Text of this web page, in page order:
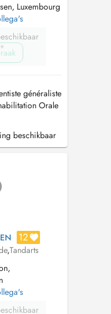
Luxembourg
généraliste
Orale
l'évolution
liées à la
avec
beschikbaar
12
,Tandarts